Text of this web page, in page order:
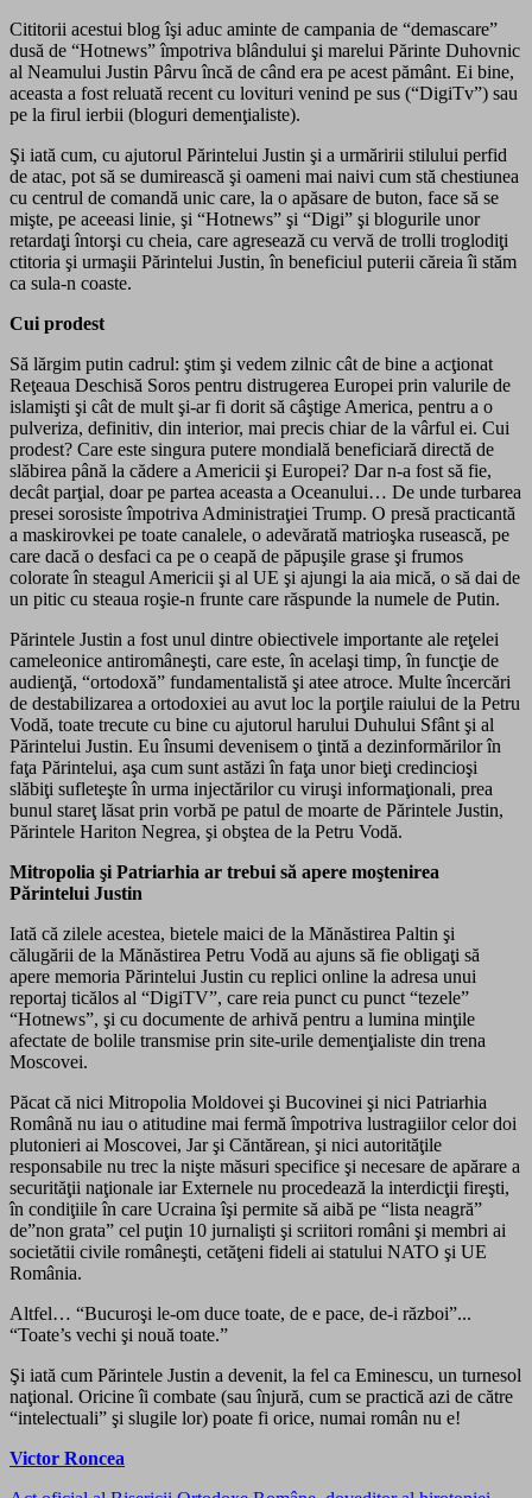
Cititorii acestui blog îşi aduc aminte de campania de “demascare”
dusă de “Hotnews” împotriva blândului şi marelui Părinte Duhovnic
al Neamului Justin Pârvu încă de când era pe acest pământ. Ei bine,
aceasta a fost reluată recent cu lovituri venind pe sus (“DigiTv”) sau
pe la firul ierbii (bloguri demenţialiste).
Şi iată cum, cu ajutorul Părintelui Justin şi a urmăririi stilului perfid
de atac, pot să se dumirească şi oameni mai naivi cum stă chestiunea
cu centrul de comandă unic care, la o apăsare de buton, face să se
mişte, pe aceeasi linie, şi “Hotnews” şi “Digi” şi blogurile unor
retardaţi întorşi cu cheia, care agresează cu vervă de trolli troglodiţi
ctitoria şi urmaşii Părintelui Justin, în beneficiul puterii căreia îi stăm
ca sula-n coaste.
Cui prodest
Să lărgim putin cadrul: ştim şi vedem zilnic cât de bine a acţionat
Reţeaua Deschisă Soros pentru distrugerea Europei prin valurile de
islamişti şi cât de mult şi-ar fi dorit să câştige America, pentru a o
pulveriza, definitiv, din interior, mai precis chiar de la vârful ei. Cui
prodest? Care este singura putere mondială beneficiară directă de
slăbirea până la cădere a Americii şi Europei? Dar n-a fost să fie,
decât parţial, doar pe partea aceasta a Oceanului… De unde turbarea
presei sorosiste împotriva Administraţiei Trump. O presă practicantă
a maskirovkei pe toate canalele, o adevărată matrioşka rusească, pe
care dacă o desfaci ca pe o ceapă de păpuşile grase şi frumos
colorate în steagul Americii şi al UE şi ajungi la aia mică, o să dai de
un pitic cu steaua roşie-n frunte care răspunde la numele de Putin.
Părintele Justin a fost unul dintre obiectivele importante ale reţelei
cameleonice antiromâneşti, care este, în acelaşi timp, în funcţie de
audienţă, “ortodoxă” fundamentalistă şi atee atroce. Multe încercări
de destabilizarea a ortodoxiei au avut loc la porţile raiului de la Petru
Vodă, toate trecute cu bine cu ajutorul harului Duhului Sfânt şi al
Părintelui Justin. Eu însumi devenisem o ţintă a dezinformărilor în
faţa Părintelui, aşa cum sunt astăzi în faţa unor bieţi credincioşi
slăbiţi sufleteşte în urma injectărilor cu viruşi informaţionali, prea
bunul stareţ lăsat prin vorbă pe patul de moarte de Părintele Justin,
Părintele Hariton Negrea, şi obştea de la Petru Vodă.
Mitropolia şi Patriarhia ar trebui să apere moştenirea
Părintelui Justin
Iată că zilele acestea, bietele maici de la Mănăstirea Paltin şi
călugării de la Mănăstirea Petru Vodă au ajuns să fie obligaţi să
apere memoria Părintelui Justin cu replici online la adresa unui
reportaj ticălos al “DigiTV”, care reia punct cu punct “tezele”
“Hotnews”, şi cu documente de arhivă pentru a lumina minţile
afectate de bolile transmise prin site-urile demenţialiste din trena
Moscovei.
Păcat că nici Mitropolia Moldovei şi Bucovinei şi nici Patriarhia
Română nu iau o atitudine mai fermă împotriva lustragiilor celor doi
plutonieri ai Moscovei, Jar şi Căntărean, şi nici autorităţile
responsabile nu trec la nişte măsuri specifice şi necesare de apărare a
securităţii naţionale iar Externele nu procedează la interdicţii fireşti,
în condiţiile în care Ucraina îşi permite să aibă pe “lista neagră”
de”non grata” cel puţin 10 jurnalişti şi scriitori români şi membri ai
societătii civile româneşti, cetăţeni fideli ai statului NATO şi UE
România.
Altfel… “Bucuroşi le-om duce toate, de e pace, de-i război”...
“Toate’s vechi şi nouă toate.”
Şi iată cum Părintele Justin a devenit, la fel ca Eminescu, un turnesol
naţional. Oricine îi combate (sau înjură, cum se practică azi de către
“intelectuali” şi slugile lor) poate fi orice, numai român nu e!
Victor Roncea